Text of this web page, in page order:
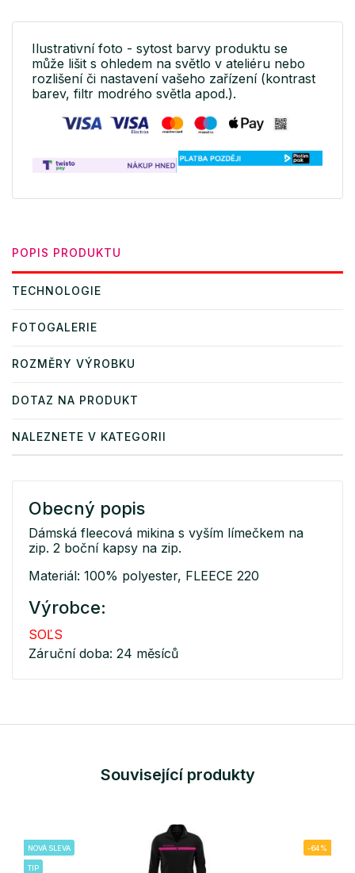
Ilustrativní foto - sytost barvy produktu se
může lišit s ohledem na světlo v ateliéru nebo
rozlišení či nastavení vašeho zařízení (kontrast
barev, filtr modrého světla apod.).
POPIS PRODUKTU
TECHNOLOGIE
FOTOGALERIE
ROZMĚRY VÝROBKU
DOTAZ NA PRODUKT
NALEZNETE V KATEGORII
Obecný popis
Dámská fleecová mikina s vyším límečkem na
zip. 2 boční kapsy na zip.
Materiál: 100% polyester, FLEECE 220
Výrobce:
SOĽS
Záruční doba: 24 měsíců
Související produkty
NOVÁ SLEVA
TIP
-64%